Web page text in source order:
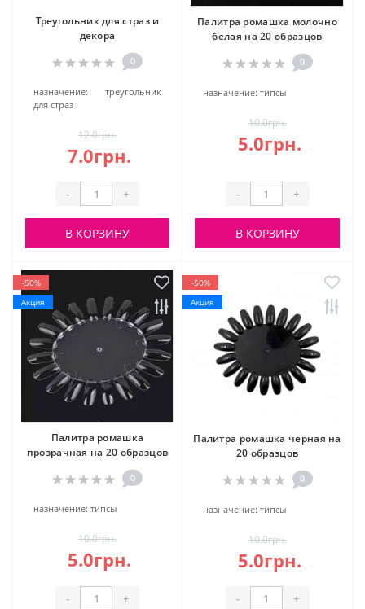
Треугольник для страз и
декора
0
назначение:
треугольник
для страз
12.0грн.
7.0грн.
- +
В КОРЗИНУ
Палитра ромашка молочно
белая на 20 образцов
0
назначение: типсы
10.0грн.
5.0грн.
- +
В КОРЗИНУ
-50%
Акция
Палитра ромашка
прозрачная на 20 образцов
0
назначение: типсы
10.0грн.
5.0грн.
- +
-50%
Акция
Палитра ромашка черная на
20 образцов
0
назначение: типсы
10.0грн.
5.0грн.
- +